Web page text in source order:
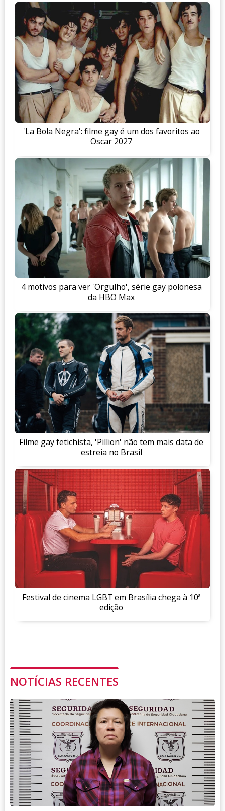
'La Bola Negra': filme gay é um dos favoritos ao
Oscar 2027
4 motivos para ver 'Orgulho', série gay polonesa
da HBO Max
Filme gay fetichista, 'Pillion' não tem mais data de
estreia no Brasil
Festival de cinema LGBT em Brasília chega à 10ª
edição
NOTÍCIAS RECENTES